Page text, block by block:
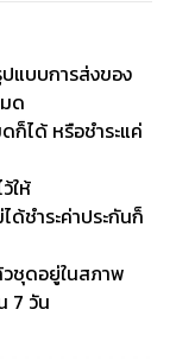
แบบการส่งของ
ด
ก็ได้ หรือชำระแค่
ให้
ชำระค่าประกันก็
ชุดอยู่ในสภาพ
7 วัน